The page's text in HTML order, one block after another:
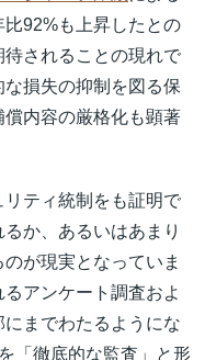
92%も上昇したとの
されることの現れで
損失の抑制を図る保
内容の厳格化も顕著
ティ統制をも証明で
か、あるいはあまり
が現実となっていま
アンケート調査およ
までわたるようにな
「徹底的な監査」と形